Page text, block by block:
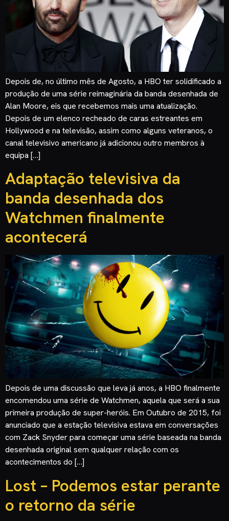
Depois de, no último mês de Agosto, a HBO ter solidificado a
produção de uma série reimaginária da banda desenhada de
Alan Moore, eis que recebemos mais uma atualização.
Depois de um elenco recheado de caras estreantes em
Hollywood e na televisão, assim como alguns veteranos, o
canal televisivo americano já adicionou outro membros à
equipa […]
Adaptação televisiva da
banda desenhada dos
Watchmen finalmente
acontecerá
Depois de uma discussão que leva já anos, a HBO finalmente
encomendou uma série de Watchmen, aquela que será a sua
primeira produção de super-heróis. Em Outubro de 2015, foi
anunciado que a estação televisiva estava em conversações
com Zack Snyder para começar uma série baseada na banda
desenhada original sem qualquer relação com os
acontecimentos do […]
Lost – Podemos estar perante
o retorno da série